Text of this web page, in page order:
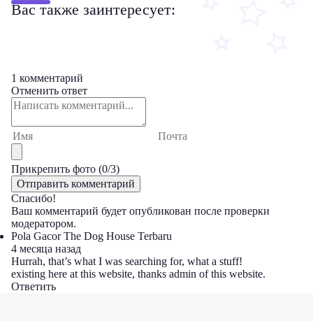
Вас также заинтересует:
1 комментарий
Отменить ответ
Прикрепить фото (0/3)
Спасибо!
Ваш комментарий будет опубликован после проверки
модератором.
Pola Gacor The Dog House Terbaru
4 месяца назад
Hurrah, that’s what I was searching for, what a stuff!
existing here at this website, thanks admin of this website.
Ответить